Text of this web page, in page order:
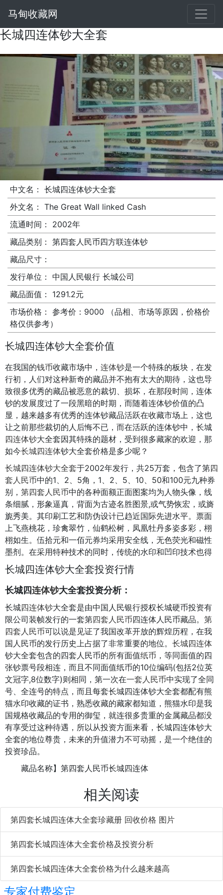
马甸收藏网
长城四连体钞大全套
中文名： 长城四连体钞大全套
外文名： The Great Wall linked Cash
流通时间：
2002年
藏品类别： 第四套人民币四方联连体钞
藏品尺寸：
发行单位： 中国人民银行 长城公司
藏品面值：
1291.2元
市场价格： 参考价：9000 （品相、市场等原因，价格价
格仅供参考）
长城四连体钞大全套价值
在我国的钱币收藏市场中， 连体钞是一个特殊的板块，在发
行初，人们对这种新奇的藏品并不抱有太大的期待，这也导
致很多优秀的藏品被恶意的裁切、损坏，在那段时间，连体
钞的发展度过了一段黑暗的时期，而随着连体钞价值的凸
显，越来越多有优秀的连体钞藏品活跃在收藏市场上，这也
让之前那些裁切的人后悔不已，而在活跃的连体钞中，长城
四连体钞大全套因其特殊的题材，受到很多藏家的欢迎，那
如今长城四连体钞大全套价格是多少呢？
长城四连体钞大全套于2002年发行，共25万套，包含了第四
套人民币中的1、2、5角，1、2、5、10、50和100元九种券
别， 第四套人民币中的各种面额正面图案均为人物头像，线
条细腻，形象逼真，背面为古迹名胜图景,或气势恢宏，或旖
旎秀美。其印刷工艺和防伪设计已趋近国际先进水平。票面
上飞燕桃花，珍禽翠竹，仙鹤松树，凤凰牡丹多姿多彩，栩
栩如生。伍拾元和一佰元券均采用安全线，无色荧光和磁性
墨剂。在采用特种技术的同时，传统的水印和凹印技术也得
到了充分的发挥。第四套人民币的发行与流通，不仅是改革
开放的见证，也是一座标志中国历史巨变的丰碑。意义非
凡，拥有这么一套人民币，也是所有藏家都梦寐以求的目
步。
长城四连体钞大全套价格如下：
名称 价格
长城四连体钞大全套 9000-11000元
（市场行情浮动较大，价格仅供参考，精准定价还是要看当
天价格为准）
长城四连体钞大全套投资行情
长城四连体钞大全套投资分析：
长城四连体钞大全套是由中国人民银行授权长城硬币投资有
限公司装帧发行的一套第四套人民币四连体人民币藏品。 第
四套人民币可以说是见证了我国改革开放的辉煌历程，在我
国人民币的发行历史上占据了非常重要的地位。 长城四连体
钞大全套包含的四套人民币的所有面值纸币 ，等同面值的四
张钞票号段相连，而且不同面值纸币的10位编码(包括2位英
文冠字,8位数字)则相同，第一次在一套人民币中实现了全同
号、全连号的特点，而且每套长城四连体钞大全套都配有熊
猫水印收藏的证书，熟悉收藏的藏家都知道，熊猫水印是我
国规格收藏品的专用的御玺，就连很多贵重的金属藏品都没
有享受过这种待遇，所以从投资方面来看，长城四连体钞大
全套的地位尊贵，未来的升值潜力不可动摇，是一个绝佳的
投资珍品。
藏品名称】第四套人民币长城四连体
【藏品类别】连体钞
【装帧单位】中国长城硬币投资有限公司
【发行数量】250000册(据悉截止到现在已被非法裁切
了8-10万套)
【藏品面值】675.2元
相关阅读
第四套长城四连体大全套珍藏册 回收价格 图片
第四套长城四连体大全套价格及投资分析
第四套长城四连体大全套价格为什么越来越高
专家付费鉴定